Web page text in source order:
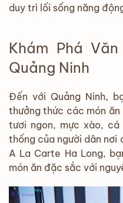
duy trì lối sống năng
Khám Phá
Quảng Ninh
Đến với Quảng Ninh,
thưởng thức các món ăn
tươi ngon, mực xào,
thống của người dân nơi
A La Carte Ha Long,
món ăn đặc sắc với